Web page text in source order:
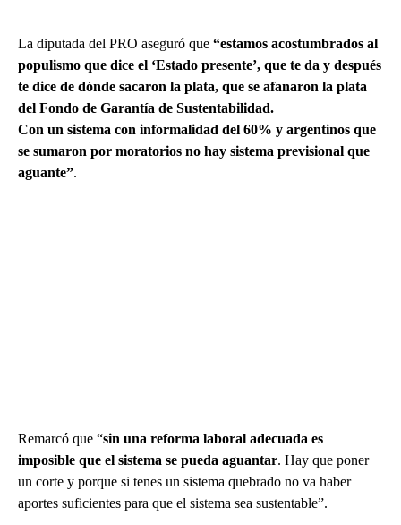
La diputada del PRO aseguró que “estamos acostumbrados al
populismo que dice el ‘Estado presente’, que te da y después
te dice de dónde sacaron la plata, que se afanaron la plata
del Fondo de Garantía de Sustentabilidad.
Con un sistema con informalidad del 60% y argentinos que
se sumaron por moratorios no hay sistema previsional que
aguante”.
Remarcó que “sin una reforma laboral adecuada es
imposible que el sistema se pueda aguantar. Hay que poner
un corte y porque si tenes un sistema quebrado no va haber
aportes suficientes para que el sistema sea sustentable”.